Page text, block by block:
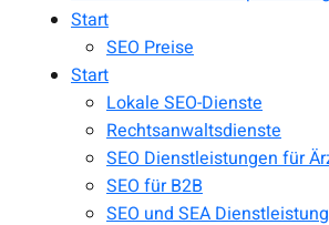
Start
SEO Preise
Start
Lokale SEO-Dienste
Rechtsanwaltsdienste
SEO Dienstleistungen für
SEO für B2B
SEO und SEA